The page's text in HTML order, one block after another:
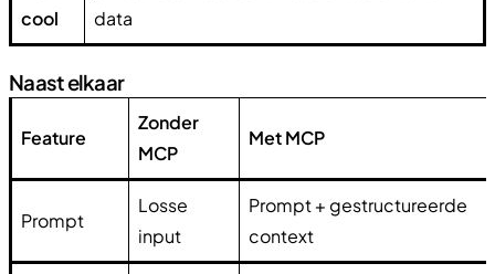
cool
data
Naast elkaar
Feature
Zonder
MCP
Met MCP
Prompt
Losse
input
Prompt + gestructureerde
context